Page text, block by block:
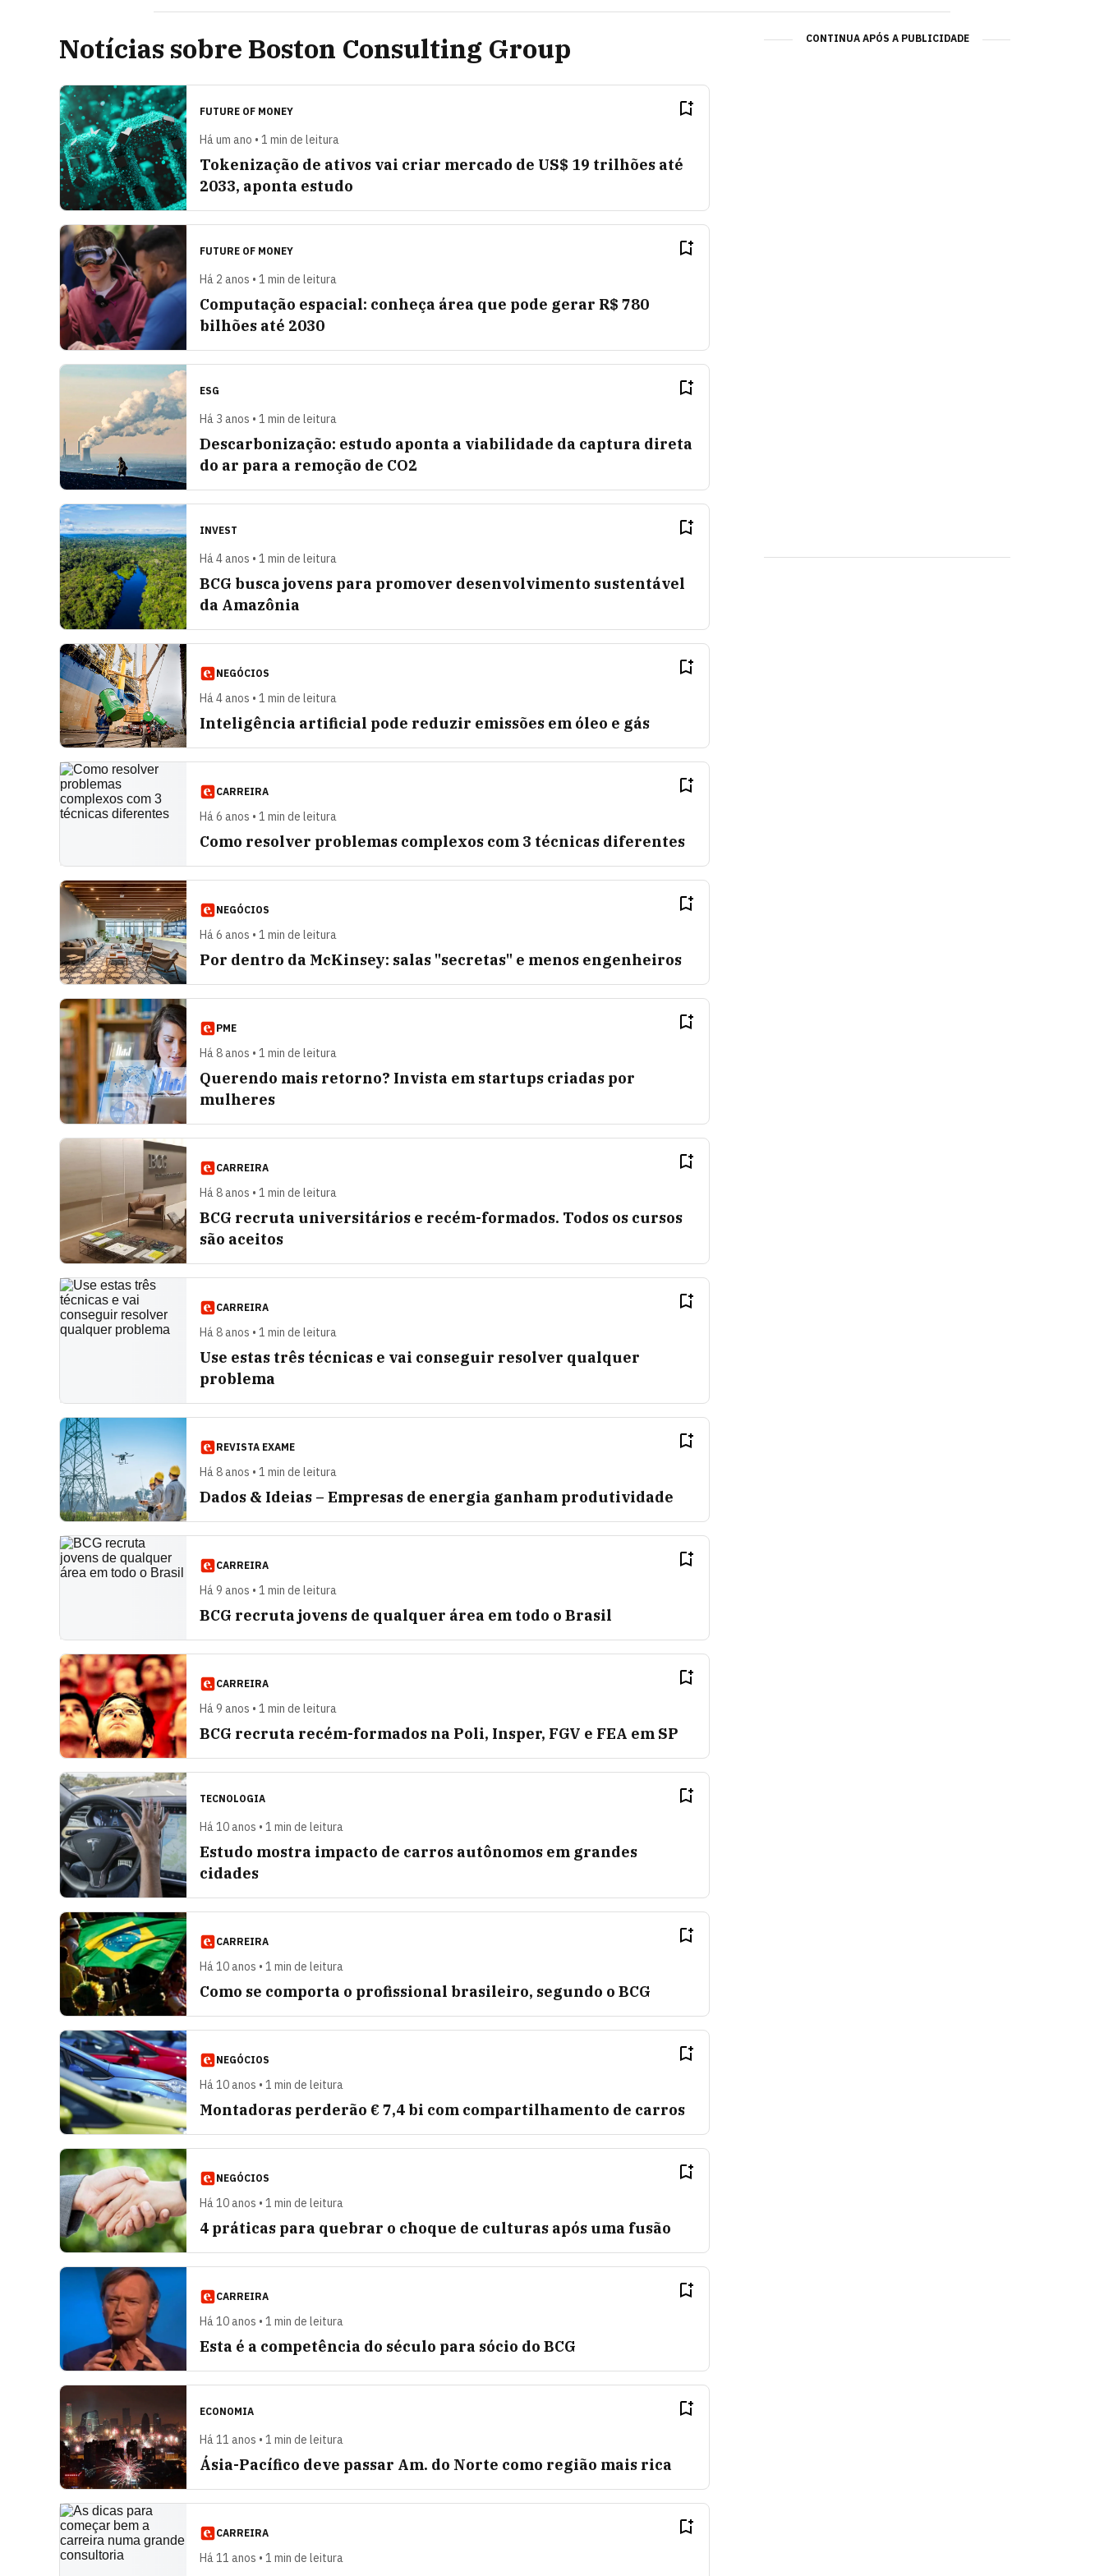
Notícias sobre Boston Consulting Group
FUTURE OF MONEY
Há um ano • 1 min de leitura
Tokenização de ativos vai criar mercado de US$ 19 trilhões até
2033, aponta estudo
FUTURE OF MONEY
Há 2 anos • 1 min de leitura
Computação espacial: conheça área que pode gerar R$ 780
bilhões até 2030
ESG
Há 3 anos • 1 min de leitura
Descarbonização: estudo aponta a viabilidade da captura direta
do ar para a remoção de CO2
INVEST
Há 4 anos • 1 min de leitura
BCG busca jovens para promover desenvolvimento sustentável
da Amazônia
NEGÓCIOS
Há 4 anos • 1 min de leitura
Inteligência artificial pode reduzir emissões em óleo e gás
CARREIRA
Há 6 anos • 1 min de leitura
Como resolver problemas complexos com 3 técnicas diferentes
NEGÓCIOS
Há 6 anos • 1 min de leitura
Por dentro da McKinsey: salas "secretas" e menos engenheiros
PME
Há 8 anos • 1 min de leitura
Querendo mais retorno? Invista em startups criadas por
mulheres
CARREIRA
Há 8 anos • 1 min de leitura
BCG recruta universitários e recém-formados. Todos os cursos
são aceitos
CARREIRA
Há 8 anos • 1 min de leitura
Use estas três técnicas e vai conseguir resolver qualquer
problema
REVISTA EXAME
Há 8 anos • 1 min de leitura
Dados & Ideias – Empresas de energia ganham produtividade
CARREIRA
Há 9 anos • 1 min de leitura
BCG recruta jovens de qualquer área em todo o Brasil
CARREIRA
Há 9 anos • 1 min de leitura
BCG recruta recém-formados na Poli, Insper, FGV e FEA em SP
TECNOLOGIA
Há 10 anos • 1 min de leitura
Estudo mostra impacto de carros autônomos em grandes
cidades
CARREIRA
Há 10 anos • 1 min de leitura
Como se comporta o profissional brasileiro, segundo o BCG
NEGÓCIOS
Há 10 anos • 1 min de leitura
Montadoras perderão € 7,4 bi com compartilhamento de carros
NEGÓCIOS
Há 10 anos • 1 min de leitura
4 práticas para quebrar o choque de culturas após uma fusão
CARREIRA
Há 10 anos • 1 min de leitura
Esta é a competência do século para sócio do BCG
ECONOMIA
Há 11 anos • 1 min de leitura
Ásia-Pacífico deve passar Am. do Norte como região mais rica
CARREIRA
Há 11 anos • 1 min de leitura
CONTINUA APÓS A PUBLICIDADE